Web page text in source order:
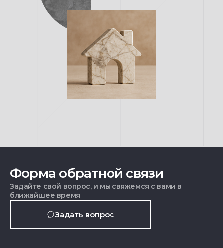
Форма обратной связи
Задайте свой вопрос, и мы свяжемся с вами в
ближайшее время
Задать вопрос